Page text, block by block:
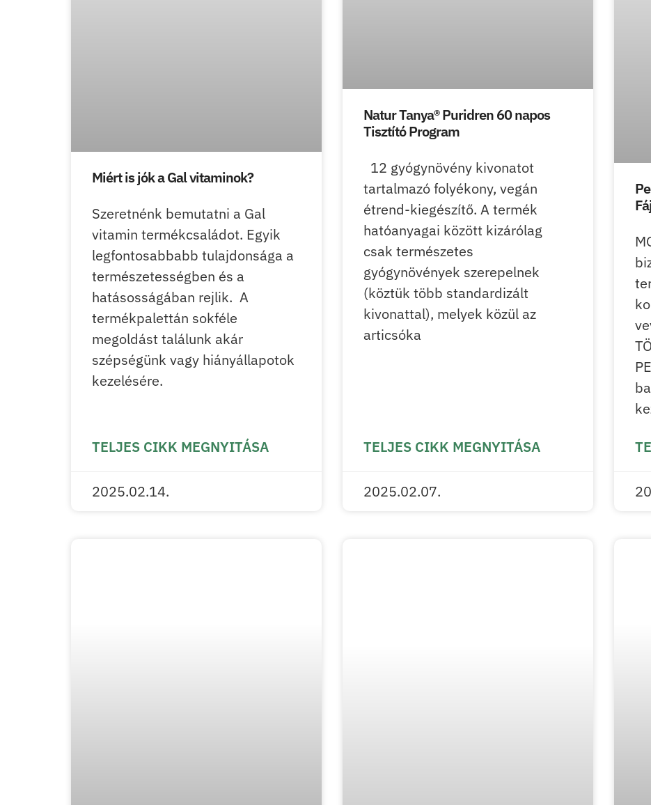
Miért is jók a Gal vitaminok?
Szeretnénk bemutatni a Gal
vitamin termékcsaládot. Egyik
legfontosabbabb tulajdonsága a
természetességben és a
hatásosságában rejlik. A
termékpalettán sokféle
megoldást találunk akár
szépségünk vagy hiányállapotok
kezelésére.
TELJES CIKK MEGNYITÁSA
2025.02.14.
Natur Tanya® Puridren 60 napos
Tisztító Program
12 gyógynövény kivonatot
tartalmazó folyékony, vegán
étrend-kiegészítő. A termék
hatóanyagai között kizárólag
csak természetes
gyógynövények szerepelnek
(köztük több standardizált
kivonattal), melyek közül az
articsóka
TELJES CIKK MEGNYITÁSA
2025.02.07.